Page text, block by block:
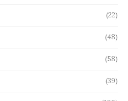
(22)
(48)
(58)
(39)